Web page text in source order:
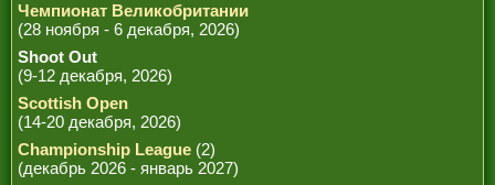
Чемпионат Великобритании
(28 ноября - 6 декабря, 2026)
Shoot Out
(9-12 декабря, 2026)
Scottish Open
(14-20 декабря, 2026)
Championship League (2)
(декабрь 2026 - январь 2027)